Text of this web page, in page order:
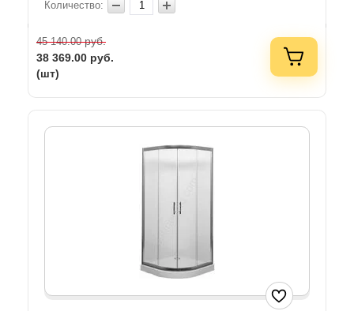
Количество:
45 140.00руб.
38 369.00 руб.
(шт)